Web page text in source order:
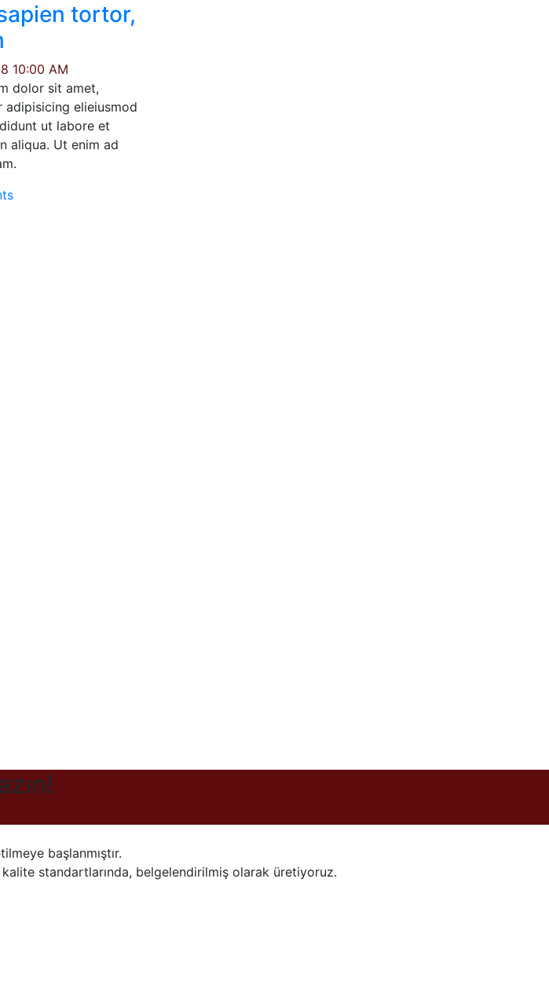
tortor,
10:00 AM
dolor sit amet,
adipisicing elieiusmod
ut labore et
aliqua. Ut enim ad
başlanmıştır.
standartlarında, belgelendirilmiş olarak üretiyoruz.